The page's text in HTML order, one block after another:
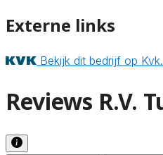
Externe links
Bekijk dit bedrijf op
Reviews R.V.